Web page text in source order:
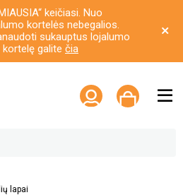
keičiasi. Nuo
kortelės nebegalios.
sukauptus lojalumo
kortelę galite čia
lapai